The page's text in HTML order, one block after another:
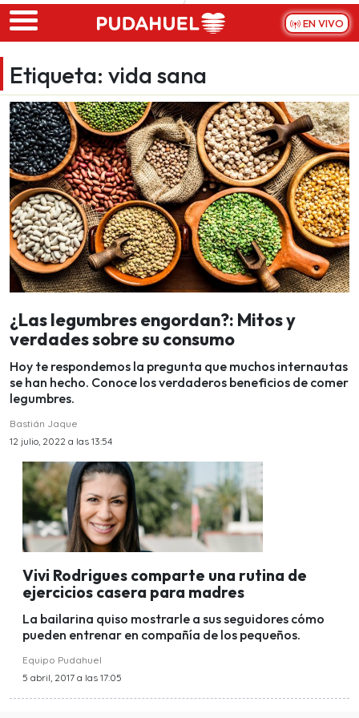
Skip to main content
EN VIVO
Etiqueta: vida sana
¿Las legumbres engordan?: Mitos y
verdades sobre su consumo
Hoy te respondemos la pregunta que muchos internautas
se han hecho. Conoce los verdaderos beneficios de comer
legumbres.
Bastián Jaque
12 julio, 2022 a las 13:54
Vivi Rodrigues comparte una rutina de
ejercicios casera para madres
La bailarina quiso mostrarle a sus seguidores cómo
pueden entrenar en compañía de los pequeños.
Equipo Pudahuel
5 abril, 2017 a las 17:05